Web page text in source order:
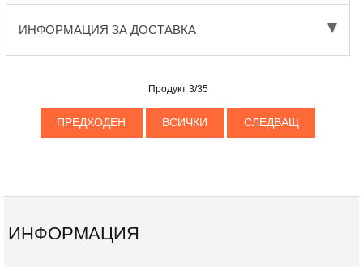
ИНФОРМАЦИЯ ЗА ДОСТАВКА
Продукт 3/35
ПРЕДХОДЕН ВСИЧКИ СЛЕДВАЩ
ИНФОРМАЦИЯ